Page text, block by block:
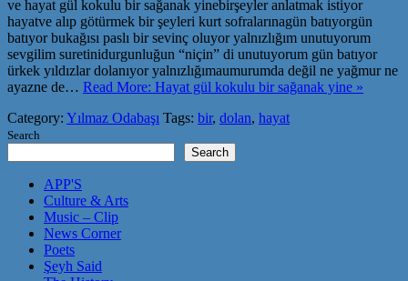
ve hayat gül kokulu bir sağanak yinebirşeyler anlatmak istiyor
hayatve alıp götürmek bir şeyleri kurt sofralarınagün batıyorgün
batıyor bukağısı paslı bir sevinç oluyor yalnızlığım unutuyorum
sevgilim suretinidurgunluğun “niçin” di unutuyorum gün batıyor
ürkek yıldızlar dolanıyor yalnızlığımaumurumda değil ne yağmur ne
ayazne de… Read More: Hayat gül kokulu bir sağanak yine »
Category: Yılmaz Odabaşı Tags: bir, dolan, hayat
Search
Search
APP'S
Culture & Arts
Music – Clip
News Corner
Poets
Şeyh Said